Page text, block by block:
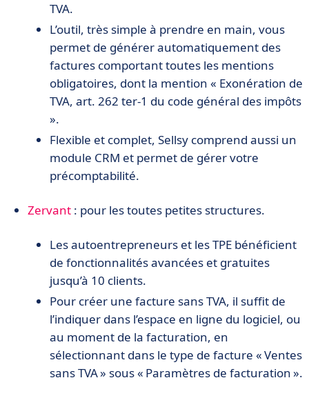
TVA.
L’outil, très simple à prendre en main, vous
permet de générer automatiquement des
factures comportant toutes les mentions
obligatoires, dont la mention « Exonération de
TVA, art. 262 ter-1 du code général des impôts
».
Flexible et complet, Sellsy comprend aussi un
module CRM et permet de gérer votre
précomptabilité.
Zervant : pour les toutes petites structures.
Les autoentrepreneurs et les TPE bénéficient
de fonctionnalités avancées et gratuites
jusqu’à 10 clients.
Pour créer une facture sans TVA, il suffit de
l’indiquer dans l’espace en ligne du logiciel, ou
au moment de la facturation, en
sélectionnant dans le type de facture « Ventes
sans TVA » sous « Paramètres de facturation ».